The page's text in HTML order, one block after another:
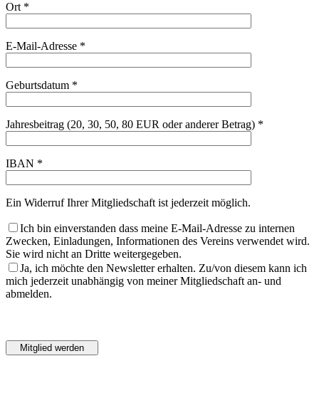
Ort *
E-Mail-Adresse *
Geburtsdatum *
Jahresbeitrag (20, 30, 50, 80 EUR oder anderer Betrag) *
IBAN *
Ein Widerruf Ihrer Mitgliedschaft ist jederzeit möglich.
Ich bin einverstanden dass meine E-Mail-Adresse zu internen
Zwecken, Einladungen, Informationen des Vereins verwendet wird.
Sie wird nicht an Dritte weitergegeben.
Ja, ich möchte den Newsletter erhalten. Zu/von diesem kann ich
mich jederzeit unabhängig von meiner Mitgliedschaft an- und
abmelden.
dieses
Feld
lasse
dieses